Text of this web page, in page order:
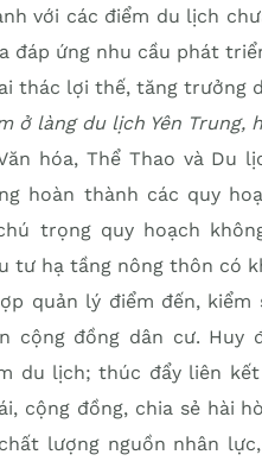
với các điểm du lịch
đáp ứng nhu cầu phát
ở làng du lịch Yên Trung,
hóa, Thể Thao và Du
hoàn thành các quy
trọng quy hoạch
tư hạ tầng nông thôn có
quản lý điểm đến,
cộng đồng dân cư.
du lịch; thúc đẩy liên
cộng đồng, chia sẻ hài
lượng nguồn nhân